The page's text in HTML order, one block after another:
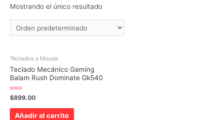
Mostrando el único resultado
Teclados y Mouse
Teclado Mecánico Gaming
Balam Rush Dominate Gk540
Valorado
con
0
$899.00
Añadir al carrito